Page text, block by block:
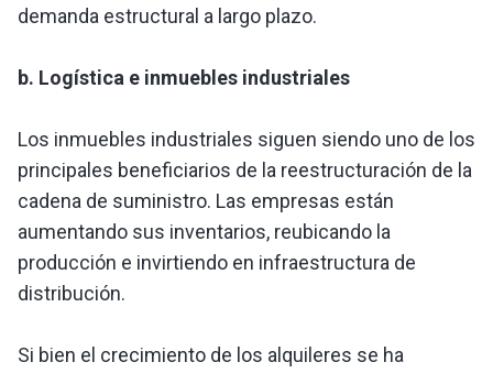
demanda estructural a largo plazo.
b. Logística e inmuebles industriales
Los inmuebles industriales siguen siendo uno de los
principales beneficiarios de la reestructuración de la
cadena de suministro. Las empresas están
aumentando sus inventarios, reubicando la
producción e invirtiendo en infraestructura de
distribución.
Si bien el crecimiento de los alquileres se ha